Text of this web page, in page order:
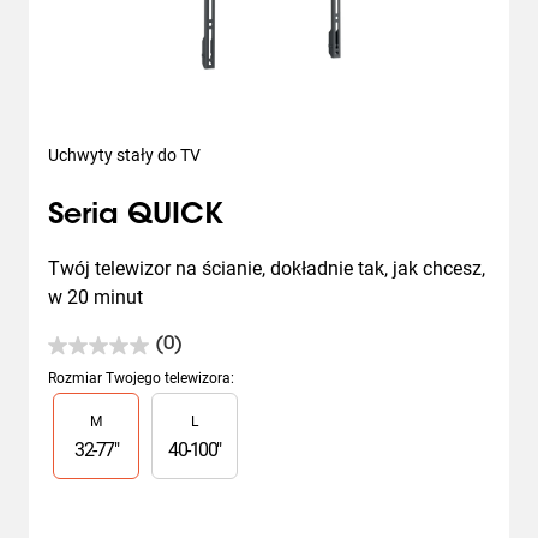
Uchwyty stały do TV
Seria QUICK
Twój telewizor na ścianie, dokładnie tak, jak chcesz,
w 20 minut
(0)
0.0
na
5
gwiazdek.
Rozmiar Twojego telewizora:
Slide 1 of 2
M
32-77"
L
40-100"